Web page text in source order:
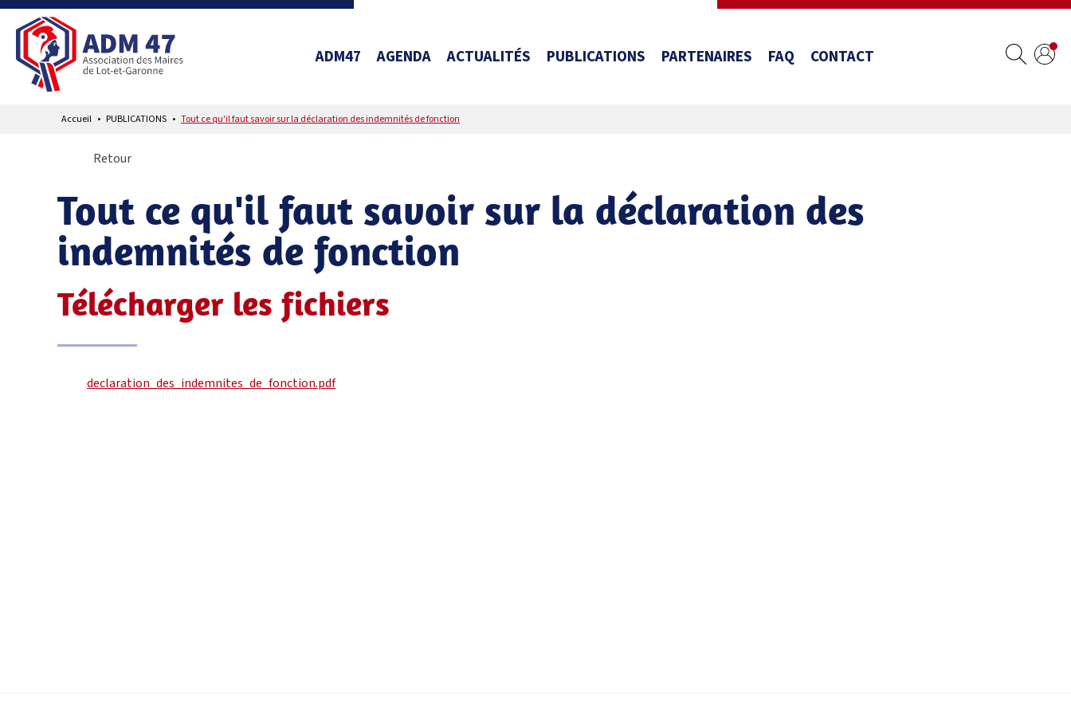
ADM47 AGENDA ACTUALITÉS PUBLICATIONS PARTENAIRES FAQ CONTACT
Accueil PUBLICATIONS Tout ce qu'il faut savoir sur la déclaration des indemnités de fonction
Retour
Tout ce qu'il faut savoir sur la déclaration des
indemnités de fonction
Télécharger les fichiers
declaration_des_indemnites_de_fonction.pdf